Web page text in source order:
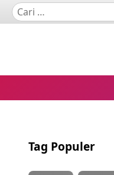
Tag Populer